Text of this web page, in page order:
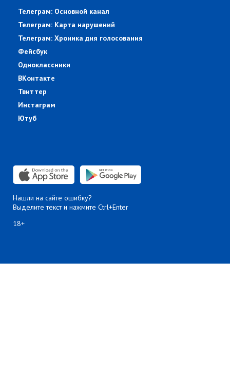
Телеграм: Основной канал
Телеграм: Карта нарушений
Телеграм: Хроника дня голосования
Фейсбук
Одноклассники
ВКонтакте
Твиттер
Инстаграм
Ютуб
Нашли на сайте ошибку?
Выделите текст и нажмите Ctrl+Enter
18+